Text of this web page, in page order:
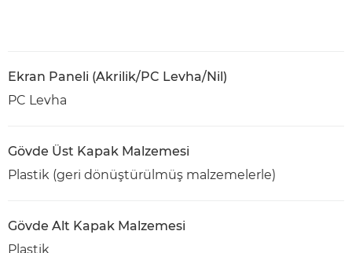
Ekran Paneli (Akrilik/PC Levha/Nil)
PC Levha
Gövde Üst Kapak Malzemesi
Plastik (geri dönüştürülmüş malzemelerle)
Gövde Alt Kapak Malzemesi
Plastik